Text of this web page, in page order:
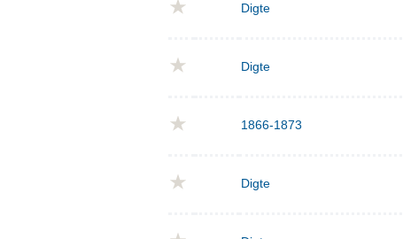
Digte
Digte
1866-1873
Digte